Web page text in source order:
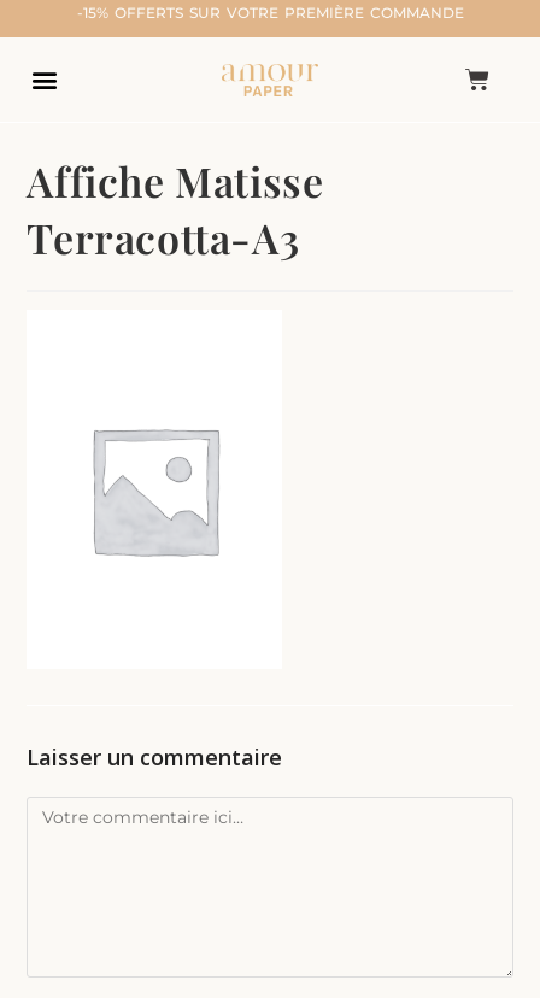
-15% OFFERTS SUR VOTRE PREMIÈRE COMMANDE
Affiche Matisse
Terracotta-A3
Laisser un commentaire